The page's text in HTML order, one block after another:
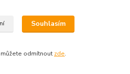
Souhlasím
odmítnout zde.